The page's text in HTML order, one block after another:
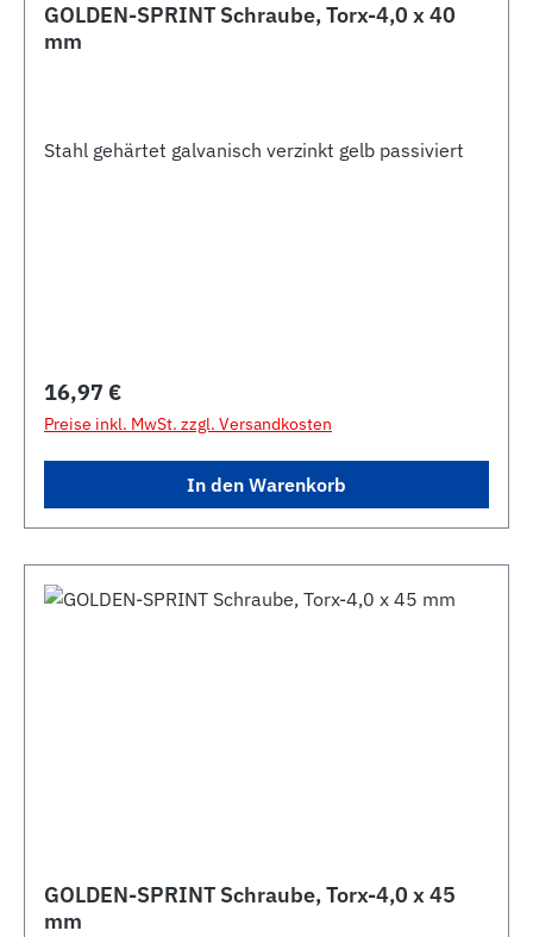
GOLDEN-SPRINT Schraube, Torx-4,0 x 40
mm
Stahl gehärtet galvanisch verzinkt gelb passiviert
Regulärer Preis:
16,97 €
Preise inkl. MwSt. zzgl. Versandkosten
In den Warenkorb
GOLDEN-SPRINT Schraube, Torx-4,0 x 45
mm